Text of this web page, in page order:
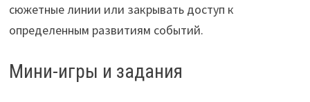
сюжетные линии или закрывать доступ к
определенным развитиям событий.
Мини-игры и задания